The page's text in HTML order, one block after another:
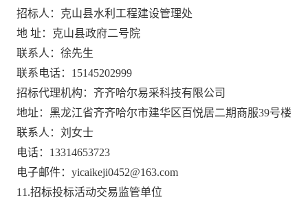
招标人： 克山县水利工程建设管理处
地 址：克山县政府二号院
联系人：徐先生
联系电话： 15145202999
招标代理机构：齐齐哈尔易采科技有限公司
地址：黑龙江省齐齐哈尔市建华区百悦居二期商服39号楼
联系人： 刘女士
电话： 13314653723
电子邮件： yicaikeji0452@163.com
11.招标投标活动交易监管单位